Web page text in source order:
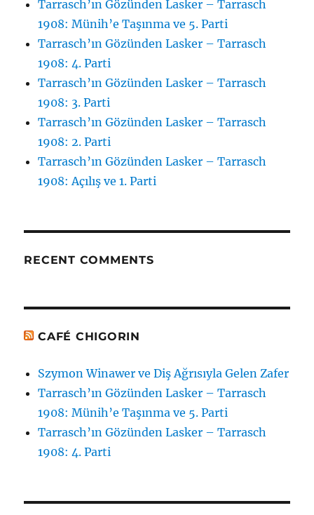
Tarrasch’ın Gözünden Lasker – Tarrasch
1908: Münih’e Taşınma ve 5. Parti
Tarrasch’ın Gözünden Lasker – Tarrasch
1908: 4. Parti
Tarrasch’ın Gözünden Lasker – Tarrasch
1908: 3. Parti
Tarrasch’ın Gözünden Lasker – Tarrasch
1908: 2. Parti
Tarrasch’ın Gözünden Lasker – Tarrasch
1908: Açılış ve 1. Parti
RECENT COMMENTS
CAFÉ CHIGORIN
Szymon Winawer ve Diş Ağrısıyla Gelen Zafer
Tarrasch’ın Gözünden Lasker – Tarrasch
1908: Münih’e Taşınma ve 5. Parti
Tarrasch’ın Gözünden Lasker – Tarrasch
1908: 4. Parti